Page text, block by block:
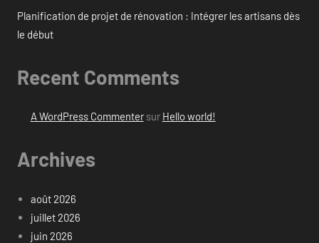
Planification de projet de rénovation : Intégrer les artisans dès
le début
Recent Comments
A WordPress Commentersur Hello world!
Archives
août 2026
juillet 2026
juin 2026